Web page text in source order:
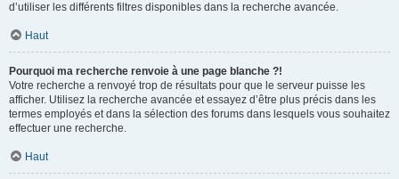
d’utiliser les différents filtres disponibles dans la recherche avancée.
Haut
Pourquoi ma recherche renvoie à une page blanche ?!
Votre recherche a renvoyé trop de résultats pour que le serveur puisse les
afficher. Utilisez la recherche avancée et essayez d’être plus précis dans les
termes employés et dans la sélection des forums dans lesquels vous souhaitez
effectuer une recherche.
Haut